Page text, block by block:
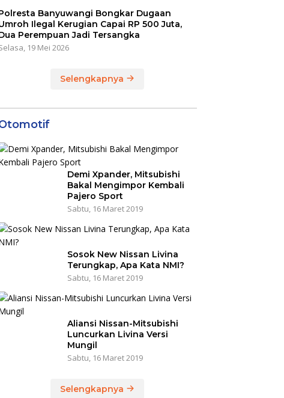
Banyuwangi Bongkar Dugaan
Ilegal Kerugian Capai RP 500 Juta,
Perempuan Jadi Tersangka
19 Mei 2026
Selengkapnya
Demi Xpander, Mitsubishi
Bakal Mengimpor Kembali
Pajero Sport
Sabtu, 16 Maret 2019
Sosok New Nissan Livina
Terungkap, Apa Kata NMI?
Sabtu, 16 Maret 2019
Aliansi Nissan-Mitsubishi
Luncurkan Livina Versi
Mungil
Sabtu, 16 Maret 2019
Selengkapnya